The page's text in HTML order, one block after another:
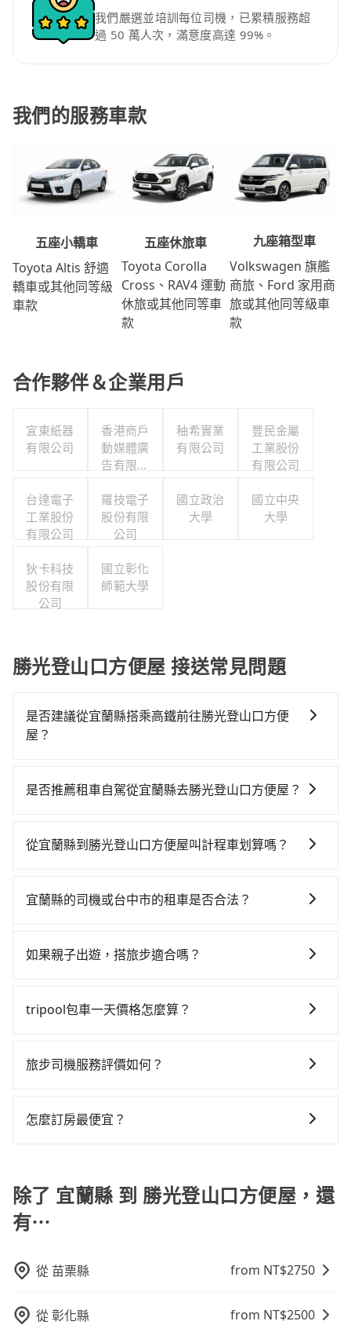
我們嚴選並培訓每位司機，已累積服務超
過 50 萬人次，滿意度高達 99%。
我們的服務車款
五座小轎車
Toyota Altis 舒適
轎車或其他同等級
車款
五座休旅車
Toyota Corolla
Cross、RAV4 運動
休旅或其他同等車
款
九座箱型車
Volkswagen 旗艦
商旅、Ford 家用商
旅或其他同等級車
款
合作夥伴＆企業用戶
宜東紙器
有限公司
香港商戶
動媒體廣
告有限公
公司
秞希實業
有限公司
豐民金屬
工業股份
有限公司
台達電子
工業股份
有限公司
羅技電子
股份有限
公司
國立政治
大學
國立中央
大學
狄卡科技
股份有限
公司
國立彰化
師範大學
勝光登山口方便屋 接送常見問題
是否建議從宜蘭縣搭乘高鐵前往勝光登山口方便
屋？
貴、費時，且難叫計程車前往高鐵站！從最早06:15一直
程車花費約1,500元、車程約65分鐘。抵達高鐵站後，步
鐵站，每人票價750元，再用10分鐘出站、等待車站前
全程加上轉車時間共3小時49分鐘，假設4位同行，高鐵
0.9%，換句話說，臨時要叫小黃的難度是雙北大城市的
路。但如果全程使用tripool並到府專車接送，則每人平
會額外浪費24分鐘在轉乘與等車上，現在還不馬上來預
是否推薦租車自駕從宜蘭縣去勝光登山口方便屋？
時不需要閉目養神（因為要自己開車），最重要的是你
$115~205承租小轎車，每公里再額外加收$3.2，從宜蘭
達目的地後多久原路返回），雖已將eTag和可能的每小
車型，如Toyota Yaris、Prius C、Vios這類乘坐體驗較
況，打開車門才發現仍有上一組乘客遺留的垃圾或者撞
用戶卻遲遲尚未歸還，又或者要還車時卻偏偏找不到停
上下車地點仍有段距離，在遇到下雨天或者載行李時，
就顯得非常不便。
從宜蘭縣到勝光登山口方便屋叫計程車划算嗎？
灣大車隊、Uber、Line Taxi、Yoxi等，如果在路邊攔不
程跳錶計算，價格約為5,050~7,600元間，但如改預約
計程車密度為雙北的0.9%，也就是說要臨時叫到小黃的
在路上巡迴找客人。它們通常只在特定地點等候，或者
些計程車司機不按錶計費，約有47%會採現場議價，建
一輛tripool的九人座廂型車最高可省$2,300。
宜蘭縣的司機或台中市的租車是否合法？
車、私家車或野雞車在招攬生意，這不僅是違法可能被
都無法監控或追查。最好別為了省小錢而冒上不必要的
駕駛執照以及良民證外，車輛一定投保最高300萬乘客
如果親子出遊，搭旅步適合嗎？
椅及兒童用增高墊供您選購(租借300元/個)，讓您和孩子
tripool包車一天價格怎麼算？
需行程的公里數及車型而有所不同，建議可以直接上旅
旅步司機服務評價如何？
機非常高的評價，認為他們非常專業且親切！讓他們的
怎麼訂房最便宜？
地區、價位、人數、特殊需求來搜尋適合的旅店與房
型，更重要的是通常價格是官網的6~8折，如果又有加入
會員或者使用特定的信用卡，還可以累積點數做現金回
有Booking.com、Agoda.com、Hotels.com、
Expedia.com、Trip.com等。正常來說，線上刷卡付款
完後預定就完成，事先不用電話確認空房，事後也不用
告知付款完畢，一切都能在網路上操作。但有些較冷門
除了 宜蘭縣 到 勝光登山口方便屋，還
有⋯
從 苗栗縣 from NT$2750
從彰化縣 from NT$2500